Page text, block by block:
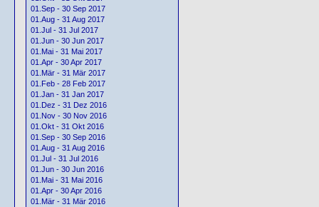
01.Sep - 30 Sep 2017
01.Aug - 31 Aug 2017
01.Jul - 31 Jul 2017
01.Jun - 30 Jun 2017
01.Mai - 31 Mai 2017
01.Apr - 30 Apr 2017
01.Mär - 31 Mär 2017
01.Feb - 28 Feb 2017
01.Jan - 31 Jan 2017
01.Dez - 31 Dez 2016
01.Nov - 30 Nov 2016
01.Okt - 31 Okt 2016
01.Sep - 30 Sep 2016
01.Aug - 31 Aug 2016
01.Jul - 31 Jul 2016
01.Jun - 30 Jun 2016
01.Mai - 31 Mai 2016
01.Apr - 30 Apr 2016
01.Mär - 31 Mär 2016